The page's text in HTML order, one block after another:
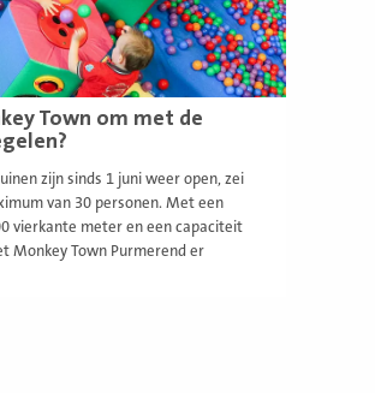
Town om met de
zijn sinds 1 juni weer open, zei
van 30 personen. Met een
vierkante meter en een capaciteit
Monkey Town Purmerend er